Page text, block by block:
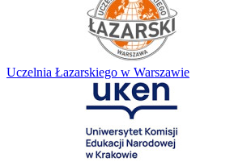
Uczelnia Łazarskiego w Warszawie